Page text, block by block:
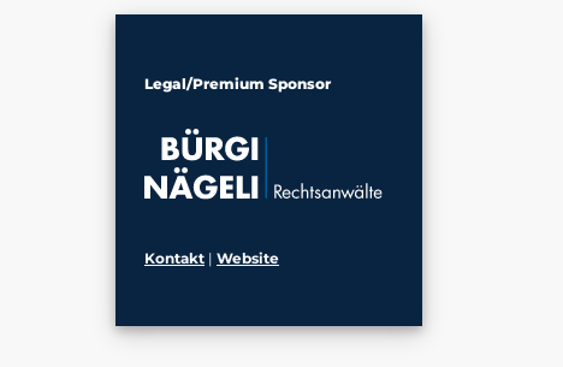
Legal/Premium Sponsor
Kontakt | Website